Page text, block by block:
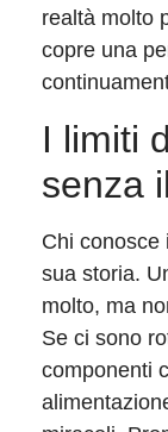
realtà molto
copre una
I limiti
senza
Chi conosce
sua storia.
molto, ma
Se ci sono
componenti